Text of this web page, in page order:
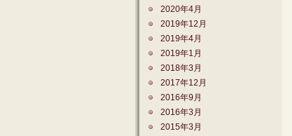
2020年4月
2019年12月
2019年4月
2019年1月
2018年3月
2017年12月
2016年9月
2016年3月
2015年3月